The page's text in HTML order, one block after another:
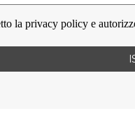
la privacy policy e